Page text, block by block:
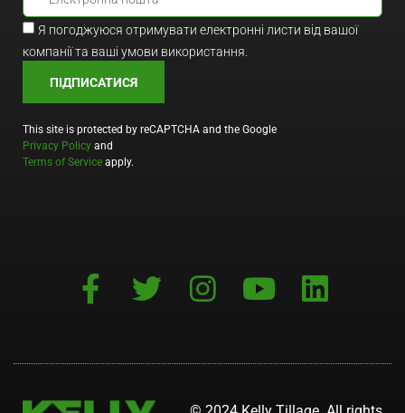
Я погоджуюся отримувати електронні листи від вашої
компанії та ваші умови використання.
ПІДПИСАТИСЯ
This site is protected by reCAPTCHA and the Google
Privacy Policy and
Terms of Service apply.